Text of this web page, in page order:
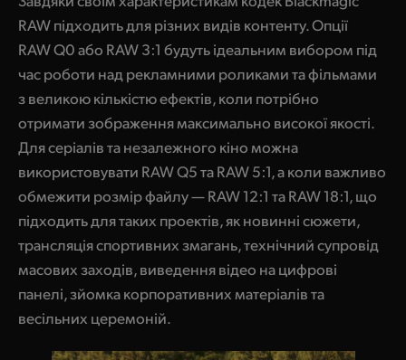
RAW підходить для різних видів контенту. Опції
RAW Q0 або RAW 3:1 будуть ідеальним вибором під
час роботи над рекламними роликами та фільмами
з великою кількістю ефектів, коли потрібно
отримати зображення максимально високої якості.
Для серіалів та незалежного кіно можна
використовувати RAW Q5 та RAW 5:1, а коли важливо
обмежити розмір файлу — RAW 12:1 та RAW 18:1, що
підходить для таких проектів, як новинні сюжети,
трансляція спортивних змагань, технічний супровід
масових заходів, виведення відео на цифрові
панелі, зйомка корпоративних матеріалів та
весільних церемоній.